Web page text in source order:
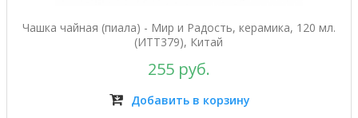
Чашка чайная (пиала) - Мир и Радость, керамика, 120 мл.
(ИТТ379), Китай
255 руб.
Добавить в корзину